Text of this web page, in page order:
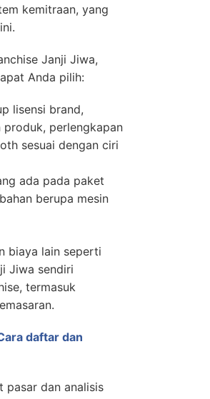
kemitraan, yang
Janji Jiwa,
Anda pilih:
lisensi brand,
produk, perlengkapan
sesuai dengan ciri
ada pada paket
berupa mesin
biaya lain seperti
Jiwa sendiri
termasuk
daftar dan
pasar dan analisis